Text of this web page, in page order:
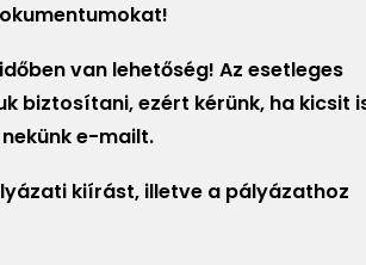
van lehetőség! Az esetleges
biztosítani, ezért kérünk, ha kicsit
e-mailt.
kiírást, illetve a pályázathoz